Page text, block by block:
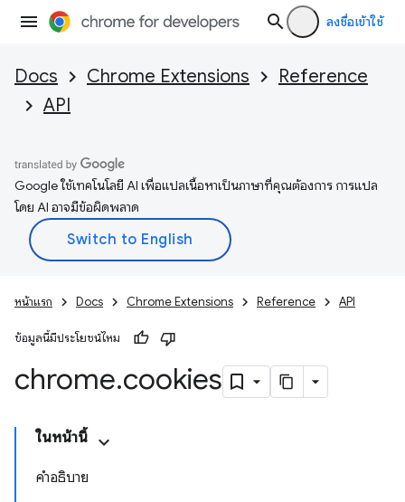
ลงชื่อเข้าใช้
Docs Chrome Extensions
Reference
API
Google ใช้เทคโนโลยี AI เพื่อแปลเนื้อหาเป็นภาษาที่คุณต้องการ การแปล
โดย AI อาจมีข้อผิดพลาด
หน้าแรก Docs Chrome Extensions Reference API
ข้อมูลนี้มีประโยชน์ไหม
chrome.cookies
ในหน้านี้
คำอธิบาย